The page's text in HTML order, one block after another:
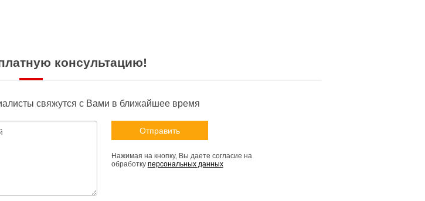
консультацию!
свяжутся с Вами в ближайшее время
Нажимая на кнопку, Вы даете согласие на
обработку персональных данных